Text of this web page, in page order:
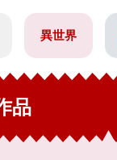
異世界
品